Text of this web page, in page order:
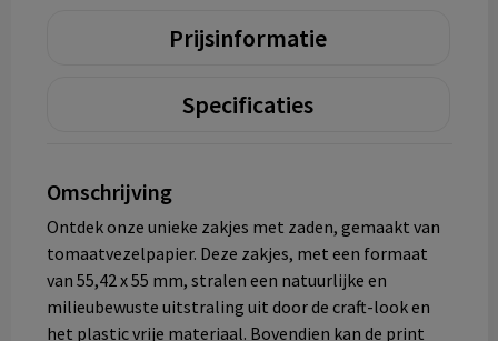
Prijsinformatie
Specificaties
Omschrijving
Ontdek onze unieke zakjes met zaden, gemaakt van
tomaatvezelpapier. Deze zakjes, met een formaat
van 55,42 x 55 mm, stralen een natuurlijke en
milieubewuste uitstraling uit door de craft-look en
het plastic vrije materiaal. Bovendien kan de print